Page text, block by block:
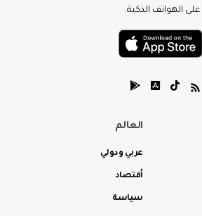
الهواتف الذكية.
العالم
عربي ودولي
أقتصاد
سياسة